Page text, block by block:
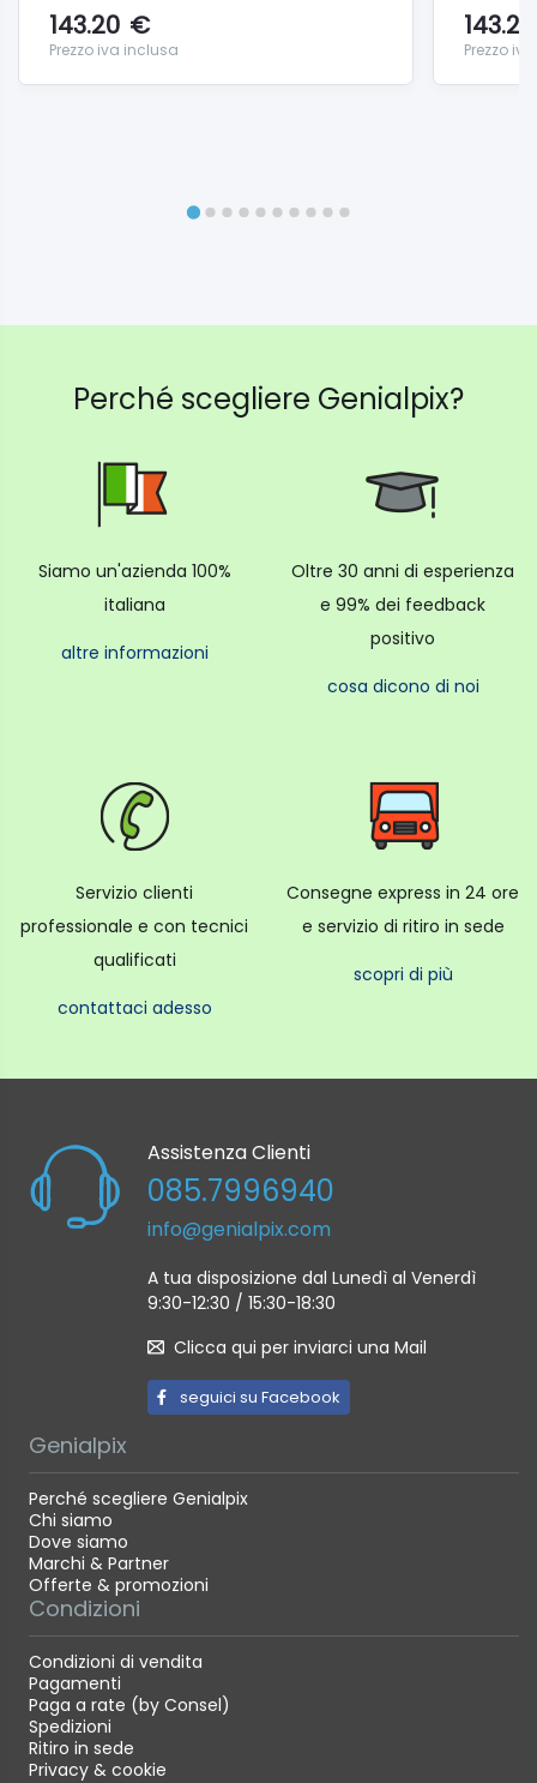
143.20 €
Prezzo iva inclusa
143.20
Prezzo
Perché scegliere Genialpix?
Siamo un'azienda 100%
italiana
altre informazioni
Oltre 30 anni di esperienza
e 99% dei feedback
positivo
cosa dicono di noi
Servizio clienti
professionale e con tecnici
qualificati
contattaci adesso
Consegne express in 24 ore
e servizio di ritiro in sede
scopri di più
Assistenza Clienti
085.7996940
info@genialpix.com
A tua disposizione dal Lunedì al Venerdì
9:30-12:30 / 15:30-18:30
Clicca qui per inviarci una Mail
seguici su Facebook
Genialpix
Perché scegliere Genialpix
Chi siamo
Dove siamo
Marchi & Partner
Offerte & promozioni
Condizioni
Condizioni di vendita
Pagamenti
Paga a rate (by Consel)
Spedizioni
Ritiro in sede
Privacy & cookie